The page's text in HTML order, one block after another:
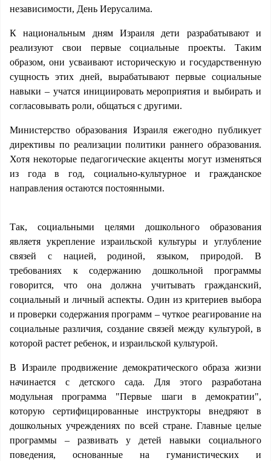
независимости, День Иерусалима.
К национальным дням Израиля дети разрабатывают и
реализуют свои первые социальные проекты. Таким
образом, они усваивают историческую и государственную
сущность этих дней, вырабатывают первые социальные
навыки – учатся инициировать мероприятия и выбирать и
согласовывать роли, общаться с другими.
Министерство образования Израиля ежегодно публикует
директивы по реализации политики раннего образования.
Хотя некоторые педагогические акценты могут изменяться
из года в год, социально-культурное и гражданское
направления остаются постоянными.
Так, социальными целями дошкольного образования
являетя укрепление израильской культуры и углубление
связей с нацией, родиной, языком, природой. В
требованиях к содержанию дошкольной программы
говорится, что она должна учитывать гражданский,
социальный и личный аспекты. Один из критериев выбора
и проверки содержания программ – чуткое реагирование на
социальные различия, создание связей между культурой, в
которой растет ребенок, и израильской культурой.
В Израиле продвижение демократического образа жизни
начинается с детского сада. Для этого разработана
модульная программа "Первые шаги в демократии",
которую сертифицированные инструкторы внедряют в
дошкольных учреждениях по всей стране. Главные целые
программы – развивать у детей навыки социального
поведения, основанные на гуманистических и